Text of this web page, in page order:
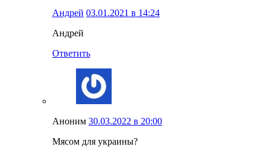
Андрей 03.01.2021 в 14:24
Андрей
Ответить
Аноним 30.03.2022 в 20:00
Мясом для украины?